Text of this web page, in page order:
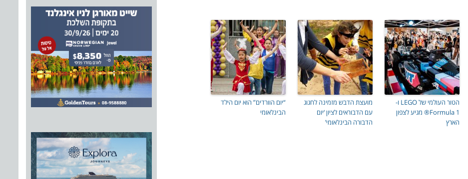
הטור העולמי של LEGO ו-
Formula 1® מגיע לצפון
הארץ
מועצת הדבש מזמינה לחגוג
עם הדבוראים לציון ‘יום
הדבורה הבינלאומי’
“יום הוורדים” הוא יום הילד
הבינלאומי